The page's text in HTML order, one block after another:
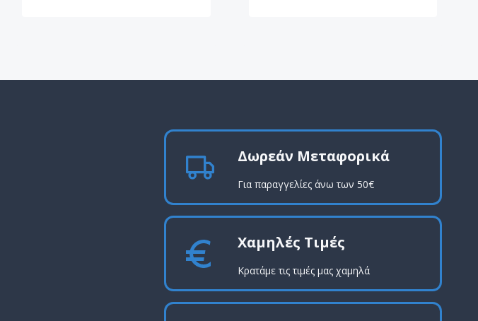
Δωρεάν Μεταφορικά
Για παραγγελίες άνω των 50€
Χαμηλές Τιμές
Κρατάμε τις τιμές μας χαμηλά